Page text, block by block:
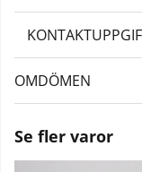
OMDÖMEN
Se fler varor